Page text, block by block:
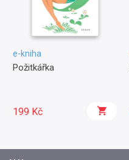
e-kniha
Požitkářka
199 Kč